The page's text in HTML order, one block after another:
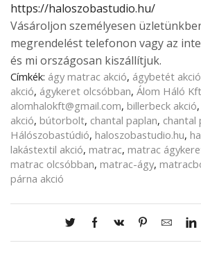
https://haloszobastudio.hu/
Vásároljon személyesen
megrendelést telefonon vagy az
és mi országosan kiszállítjuk.
Címkék: ágy matrac akció, ágybetét akció
akció, ágykeret olcsóbban, Álom Háló
alomhalokft@gmail.com, billerbeck akció,
akció, bútorbolt, chantal paplan, chantal
Hálószobastúdió, haloszobastudio.hu,
lakástextil akció, matrac, matrac
matrac olcsóbban, matrac-ágy,
párna akció